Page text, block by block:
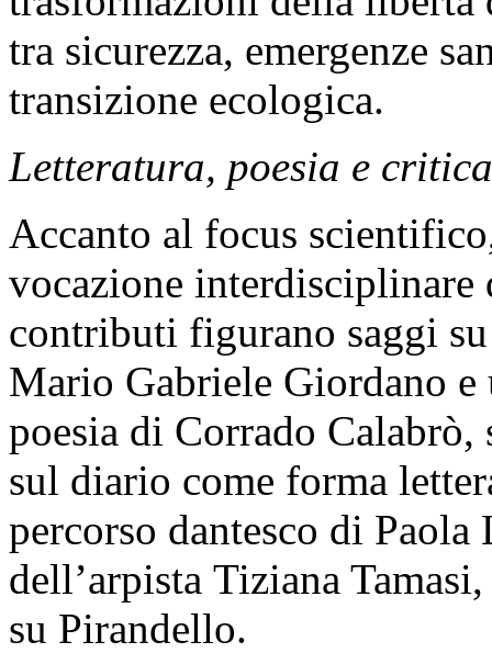
tra sicurezza, emergenze
transizione ecologica.
Letteratura, poesia e
Accanto al focus
vocazione
contributi figurano saggi
Mario Gabriele Giordano
poesia di Corrado
sul diario come forma
percorso dantesco di
dell’arpista Tiziana
su Pirandello.